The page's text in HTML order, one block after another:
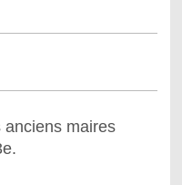
anciens maires